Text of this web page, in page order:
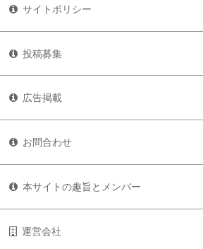
サイトポリシー
投稿募集
広告掲載
お問合わせ
本サイトの趣旨とメンバー
運営会社